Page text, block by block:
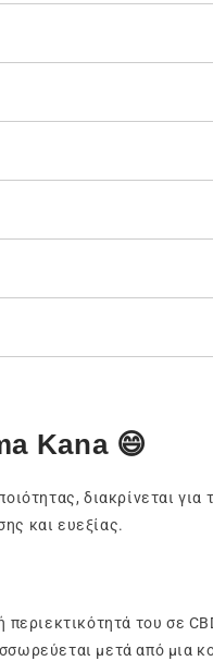
Kana 😄
διακρίνεται
και ευεξίας.
του σε
μετά από μια